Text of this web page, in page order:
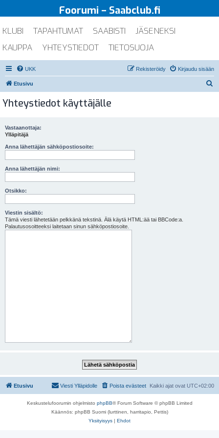
Foorumi – Saabclub.fi
KLUBI TAPAHTUMAT SAABISTI
JÄSENEKSI
KAUPPA
YHTEYSTIEDOT TIETOSUOJA
UKK Kirjaudu sisään
Rekisteröidy
Etusivu
Yhteystiedot käyttäjälle
Vastaanottaja:
Ylläpitäjä
Anna lähettäjän sähköpostiosoite:
Anna lähettäjän nimi:
Otsikko:
Viestin sisältö:
Tämä viesti lähetetään pelkkänä tekstinä. Älä käytä HTML:ää tai BBCode:a.
Palautusosoitteeksi laitetaan sinun sähköpostiosoite.
Etusivu Kaikki ajat ovat UTC+02:00
Poista evästeet
Viesti Ylläpidolle
Keskustelufoorumin ohjelmisto phpBB® Forum Software © phpBB Limited
Käännös: phpBB Suomi (lurttinen, harritapio, Pettis)
Yksityisyys | Ehdot